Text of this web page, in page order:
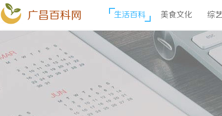
广昌百科网 生活百科 美食文化 综